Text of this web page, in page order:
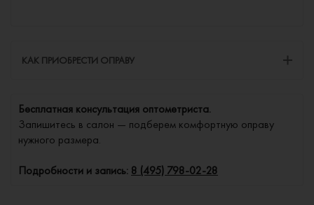
КАК ПРИОБРЕСТИ ОПРАВУ
Бесплатная консультация оптометриста.
Запишитесь в салон — подберем комфортную оправу
нужного размера.
Подробности и запись: 8 (495) 798-02-28